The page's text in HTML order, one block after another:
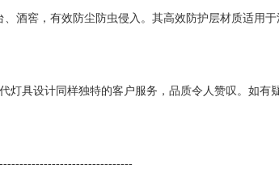
、酒窖，有效防尘防虫侵入。其高效防护层材质适用
灯具设计同样独特的客户服务，品质令人赞叹。如